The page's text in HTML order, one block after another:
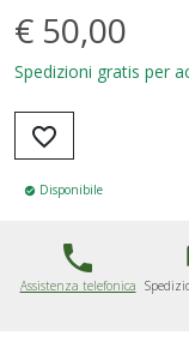
€ 50,00
Spedizioni gratis per
favorite_border
check_circle Disponibile
phone
Assistenza telefonica